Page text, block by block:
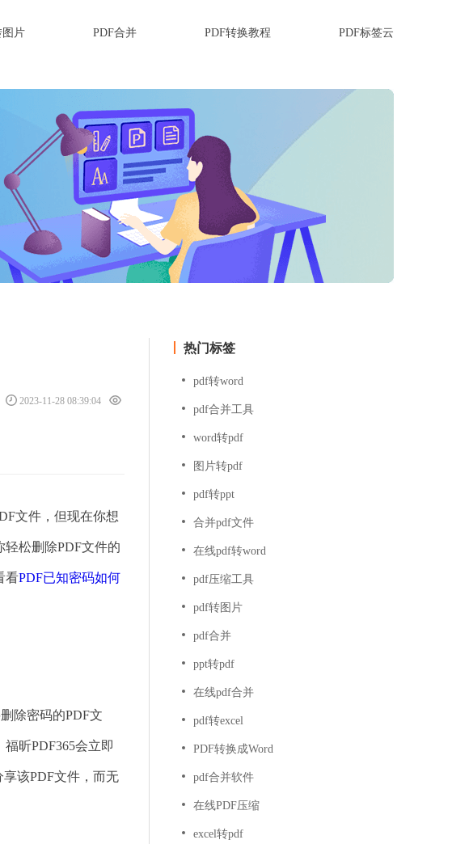
图片 PDF合并 PDF转换教程 PDF标签云
2023-11-28 08:39:04
文件，但现在你想
松删除PDF文件的
看PDF已知密码如何
除密码的PDF文
昕PDF365会立即
该PDF文件，而无
热门标签
pdf转word
pdf合并工具
word转pdf
图片转pdf
pdf转ppt
合并pdf文件
在线pdf转word
pdf压缩工具
pdf转图片
pdf合并
ppt转pdf
在线pdf合并
pdf转excel
PDF转换成Word
pdf合并软件
在线PDF压缩
excel转pdf